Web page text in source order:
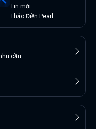
Tin mới
Thảo Điền Pearl
cầu